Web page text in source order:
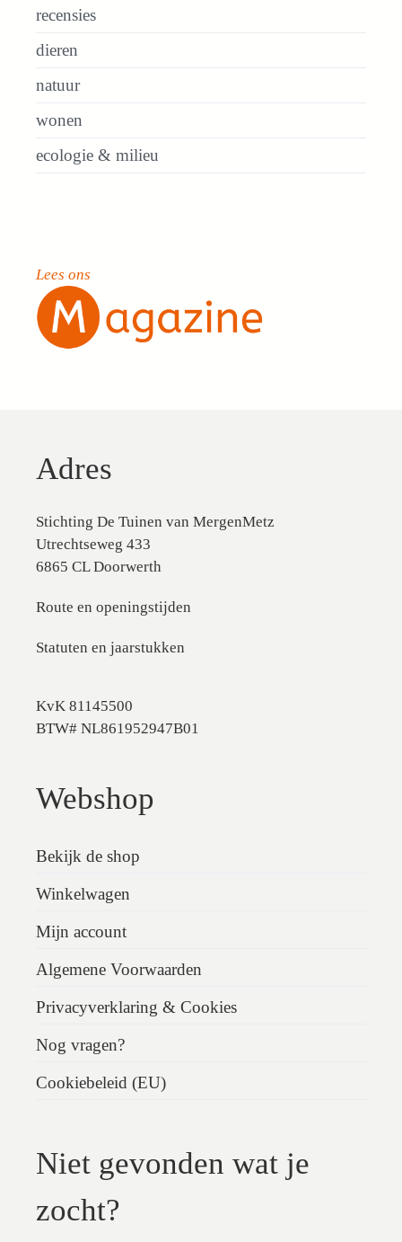
recensies
dieren
natuur
wonen
ecologie & milieu
Lees ons
Adres
Stichting De Tuinen van MergenMetz
Utrechtseweg 433
6865 CL Doorwerth
Route en openingstijden
Statuten en jaarstukken
KvK 81145500
BTW# NL861952947B01
Webshop
Bekijk de shop
Winkelwagen
Mijn account
Algemene Voorwaarden
Privacyverklaring & Cookies
Nog vragen?
Cookiebeleid (EU)
Niet gevonden wat je
zocht?